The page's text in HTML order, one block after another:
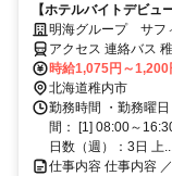
【ホテルバイトデビ
生充実
明海グループ サフ
アクセス 連絡バス
時給1,075円～1,200
北海道稚内市
勤務時間 ・勤務曜
間： [1] 08:00～
日数（週）：3日 上
仕事内容 仕事内容